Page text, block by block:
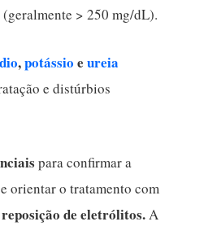
> 250 mg/dL).
,potássio eureia
e distúrbios
para confirmar a
e orientar o tratamento com
de eletrólitos.A